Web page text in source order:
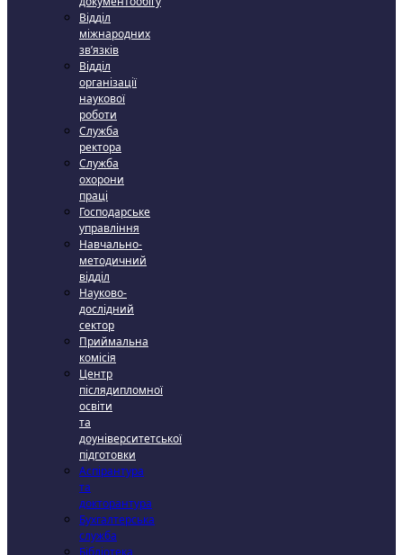
Відділ
міжнародних
зв’язків
Відділ
організації
наукової
роботи
Служба
ректора
Служба
охорони
праці
Господарське
управління
Навчально-
методичний
відділ
Науково-
дослідний
сектор
Приймальна
комісія
Центр
післядипломної
освіти
та
доуніверситетської
підготовки
Аспірантура
та
докторантура
Бухгалтерська
служба
Бібліотека